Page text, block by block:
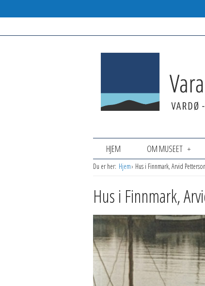
HJEM OM MUSEET
Du er her: Hjem Hus i Finnmark, Arvid Petterson
Hus i Finnmark,